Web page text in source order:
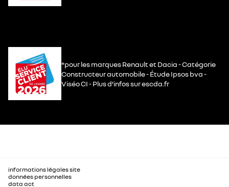
*pour les marques Renault et Dacia - Catégorie
Constructeur automobile - Étude Ipsos bva -
Viséo CI - Plus d’infos sur escda.fr
informations légales site
données personnelles
data act